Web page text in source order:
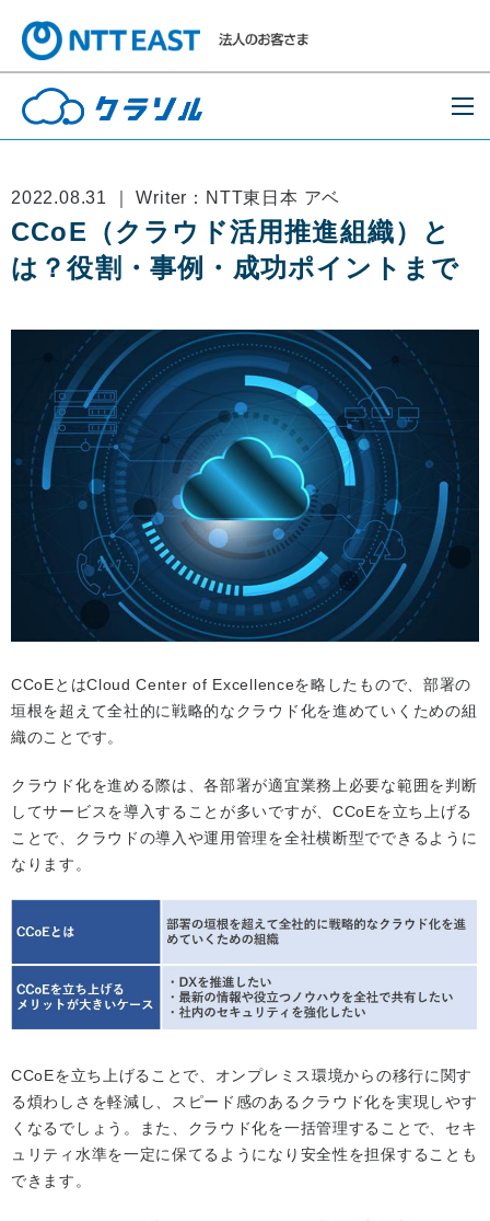
2022.08.31 ｜ Writer：NTT東日本 アベ
CCoE（クラウド活用推進組織）と
は？役割・事例・成功ポイントまで
CCoEとはCloud Center of Excellenceを略したもので、部署の
垣根を超えて全社的に戦略的なクラウド化を進めていくための組
織のことです。
クラウド化を進める際は、各部署が適宜業務上必要な範囲を判断
してサービスを導入することが多いですが、CCoEを立ち上げる
ことで、クラウドの導入や運用管理を全社横断型でできるように
なります。
CCoEを立ち上げることで、オンプレミス環境からの移行に関す
る煩わしさを軽減し、スピード感のあるクラウド化を実現しやす
くなるでしょう。また、クラウド化を一括管理することで、セキ
ュリティ水準を一定に保てるようになり安全性を担保することも
できます。